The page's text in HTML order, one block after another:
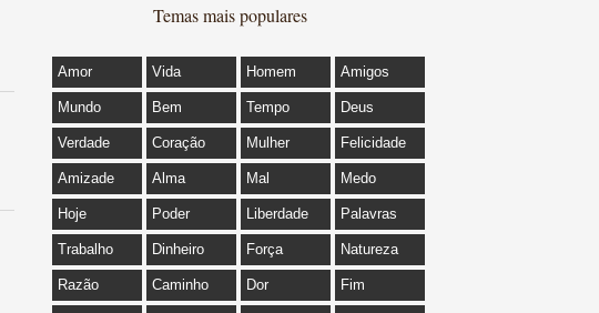
Temas mais populares
Amor Vida Homem Amigos
Mundo Bem Tempo Deus
Verdade Coração Mulher Felicidade
Amizade Alma Mal Medo
Hoje Poder Liberdade Palavras
Trabalho Dinheiro Força Natureza
Razão Caminho Dor Fim